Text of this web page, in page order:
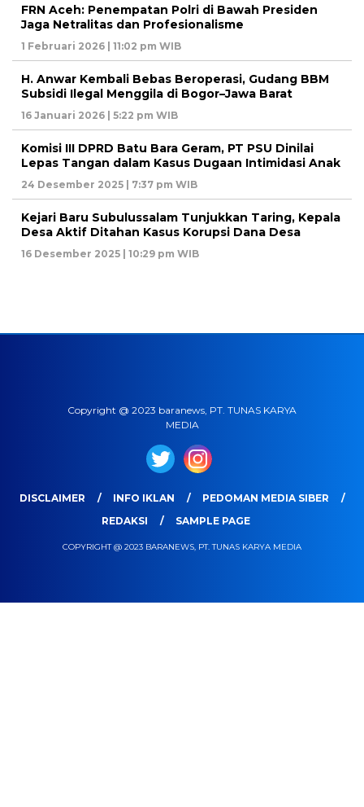
FRN Aceh: Penempatan Polri di Bawah Presiden
Jaga Netralitas dan Profesionalisme
1 Februari 2026 | 11:02 pm WIB
H. Anwar Kembali Bebas Beroperasi, Gudang BBM
Subsidi Ilegal Menggila di Bogor–Jawa Barat
16 Januari 2026 | 5:22 pm WIB
Komisi III DPRD Batu Bara Geram, PT PSU Dinilai
Lepas Tangan dalam Kasus Dugaan Intimidasi Anak
24 Desember 2025 | 7:37 pm WIB
Kejari Baru Subulussalam Tunjukkan Taring, Kepala
Desa Aktif Ditahan Kasus Korupsi Dana Desa
16 Desember 2025 | 10:29 pm WIB
Copyright @ 2023 baranews, PT. TUNAS KARYA
MEDIA
DISCLAIMER INFO IKLAN
PEDOMAN MEDIA SIBER
REDAKSI
SAMPLE PAGE
COPYRIGHT @ 2023 BARANEWS, PT. TUNAS KARYA MEDIA